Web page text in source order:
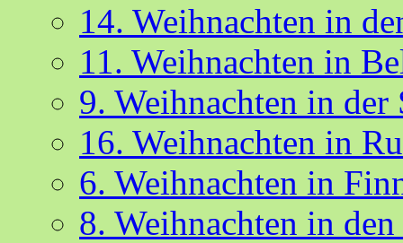
14. Weihnachten in
11. Weihnachten in
9. Weihnachten in der
16. Weihnachten in
6. Weihnachten in
8. Weihnachten in